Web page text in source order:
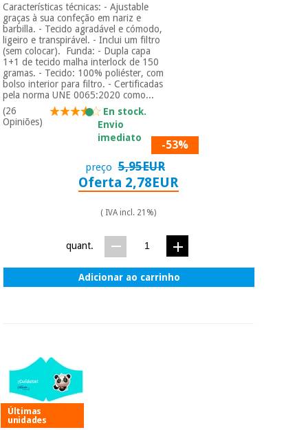
Características técnicas: - Ajustable
graças à sua confeção em nariz e
barbilla. - Tecido agradável e cómodo,
ligeiro e transpirável. - Inclui um filtro
(sem colocar). Funda: - Dupla capa
1+1 de tecido malha interlock de 150
gramas. - Tecido: 100% poliéster, com
bolso interior para filtro. - Certificadas
pela norma UNE 0065:2020 como...
(26
Opiniões)
En stock.
Envio
imediato
-53%
preço 5,95EUR
Oferta 2,78EUR
( IVA incl. 21%)
quant.
Adicionar ao carrinho
Últimas
unidades